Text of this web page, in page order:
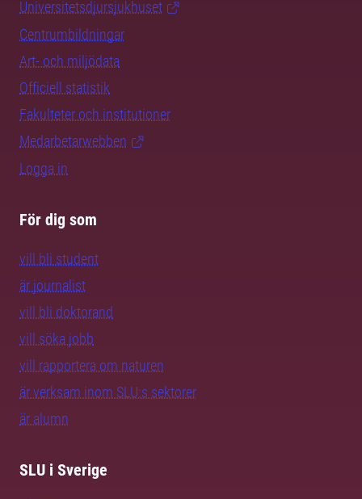
Universitetsdjursjukhuset
Centrumbildningar
Art- och miljödata
Officiell statistik
Fakulteter och institutioner
Medarbetarwebben
Logga in
För dig som
vill bli student
är journalist
vill bli doktorand
vill söka jobb
vill rapportera om naturen
är verksam inom SLU:s sektorer
är alumn
SLU i Sverige